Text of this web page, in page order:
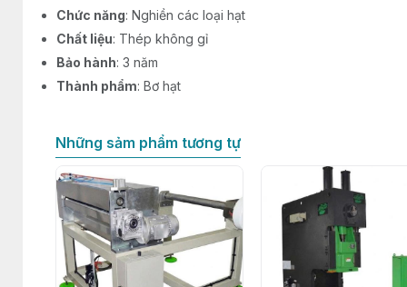
Chức năng: Nghiền các loại hạt
Chất liệu: Thép không gỉ
Bảo hành: 3 năm
Thành phẩm: Bơ hạt
Những sảm phẩm tương tự